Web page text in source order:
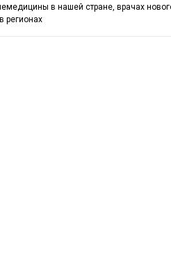
в нашей стране, врачах
регионах